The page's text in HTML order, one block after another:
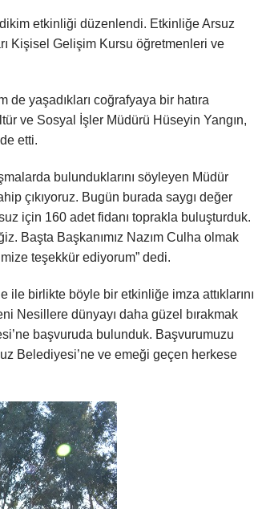
etkinliği düzenlendi. Etkinliğe Arsuz
Kişisel Gelişim Kursu öğretmenleri ve
de yaşadıkları coğrafyaya bir hatıra
ve Sosyal İşler Müdürü Hüseyin Yangın,
etti.
bulunduklarını söyleyen Müdür
çıkıyoruz. Bugün burada saygı değer
için 160 adet fidanı toprakla buluşturduk.
Başta Başkanımız Nazım Culha olmak
teşekkür ediyorum” dedi.
birlikte böyle bir etkinliğe imza attıklarını
Nesillere dünyayı daha güzel bırakmak
başvuruda bulunduk. Başvurumuzu
Belediyesi’ne ve emeği geçen herkese